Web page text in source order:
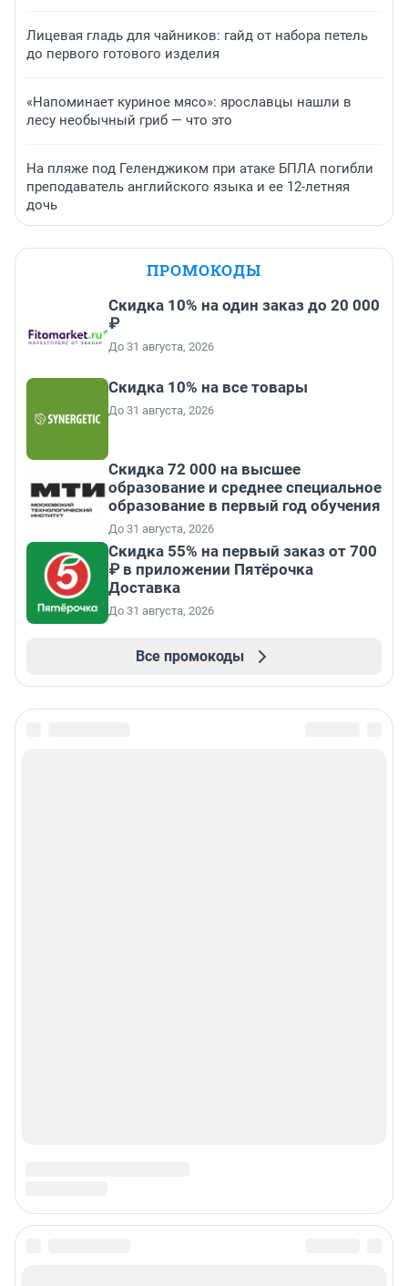
Лицевая гладь для чайников: гайд от набора петель
до первого готового изделия
«Напоминает куриное мясо»: ярославцы нашли в
лесу необычный гриб — что это
На пляже под Геленджиком при атаке БПЛА погибли
преподаватель английского языка и ее 12-летняя
дочь
ПРОМОКОДЫ
Скидка 10% на один заказ до 20 000
₽
До 31 августа, 2026
Скидка 10% на все товары
До 31 августа, 2026
Скидка 72 000 на высшее
образование и среднее специальное
образование в первый год обучения
До 31 августа, 2026
Скидка 55% на первый заказ от 700
₽ в приложении Пятёрочка
Доставка
До 31 августа, 2026
Все промокоды